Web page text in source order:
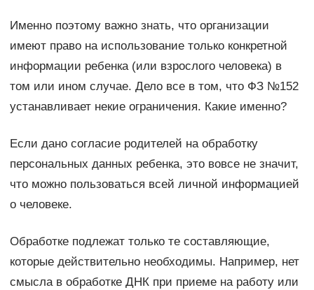
Именно поэтому важно знать, что организации
имеют право на использование только конкретной
информации ребенка (или взрослого человека) в
том или ином случае. Дело все в том, что ФЗ №152
устанавливает некие ограничения. Какие именно?
Если дано согласие родителей на обработку
персональных данных ребенка, это вовсе не значит,
что можно пользоваться всей личной информацией
о человеке.
Обработке подлежат только те составляющие,
которые действительно необходимы. Например, нет
смысла в обработке ДНК при приеме на работу или